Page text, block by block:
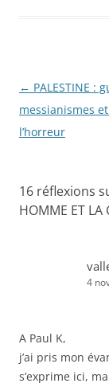
Navigation
des
articles
← PALESTINE :
messianismes
l’horreur
16 réflexions
HOMME ET LA
4
A Paul K,
j’ai pris mon
s’exprime ici,